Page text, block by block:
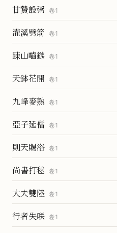
甘贄設粥 卷1
灌溪劈箭 卷1
踈山嚙鏃 卷1
天鉢花開 卷1
九峰麥熟 卷1
亞子延僧 卷1
則天賜浴 卷1
尚書打毬 卷1
大夫雙陸 卷1
行者失咲 卷1